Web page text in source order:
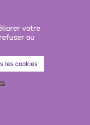
et sans OGM, elles
.
cadeaux parfumés
en Provence.
votre
ou
les cookies